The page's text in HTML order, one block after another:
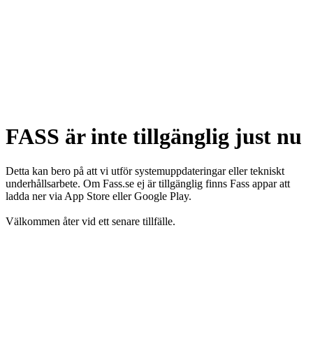
FASS är inte tillgänglig just nu
Detta kan bero på att vi utför systemuppdateringar eller tekniskt
underhållsarbete. Om Fass.se ej är tillgänglig finns Fass appar att
ladda ner via App Store eller Google Play.
Välkommen åter vid ett senare tillfälle.